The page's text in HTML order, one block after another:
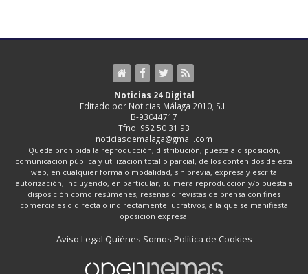
Noticias 24 Digital
Editado por Noticias Málaga 2010, S.L.
B-93044717
Tfno. 952 50 31 93
noticiasdemalaga@gmail.com
Queda prohibida la reproducción, distribución, puesta a disposición,
comunicación pública y utilización total o parcial, de los contenidos de esta
web, en cualquier forma o modalidad, sin previa, expresa y escrita
autorización, incluyendo, en particular, su mera reproducción y/o puesta a
disposición como resúmenes, reseñas o revistas de prensa con fines
comerciales o directa o indirectamente lucrativos, a la que se manifiesta
oposición expresa.
Aviso Legal Quiénes Somos Política de Cookies